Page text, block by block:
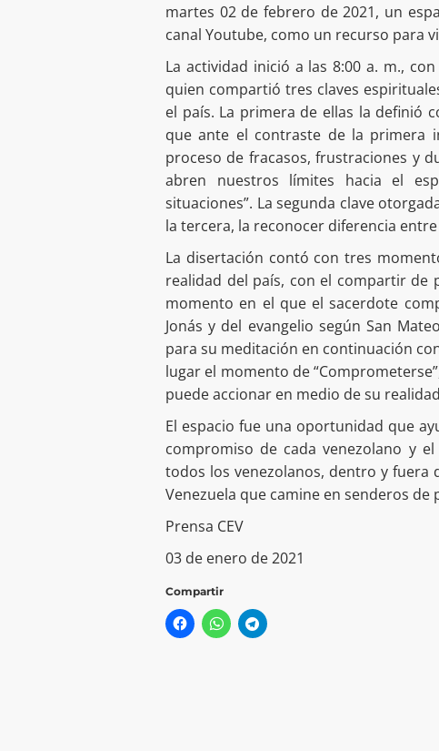
martes 02 de febrero de 2021, un
canal Youtube, como un recurso para
La actividad inició a las 8:00 a. m.,
quien compartió tres claves
el país. La primera de ellas la definió
que ante el contraste de la primera
proceso de fracasos, frustraciones y
abren nuestros límites hacia el
situaciones”. La segunda clave
la tercera, la reconocer diferencia
La disertación contó con tres
realidad del país, con el compartir de
momento en el que el sacerdote
Jonás y del evangelio según San
para su meditación en continuación
lugar el momento de
puede accionar en medio de su
El espacio fue una oportunidad que
compromiso de cada venezolano y
todos los venezolanos, dentro y fuera
Venezuela que camine en senderos de
Prensa CEV
03 de enero de 2021
Compartir